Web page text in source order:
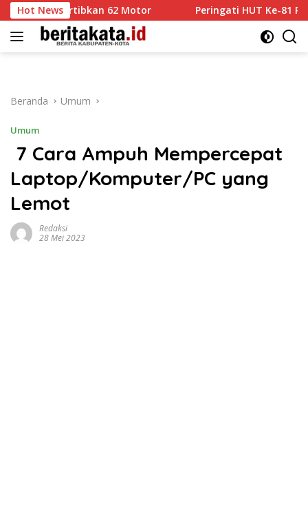
Langsung
ke
konten
Hot News62 Motor Peringati HUT Ke-81 RI, Kota
Beranda Umum
Umum
7 Cara Ampuh Mempercepat
Laptop/Komputer/PC yang
Lemot
Redaksi
28 Mei 2023